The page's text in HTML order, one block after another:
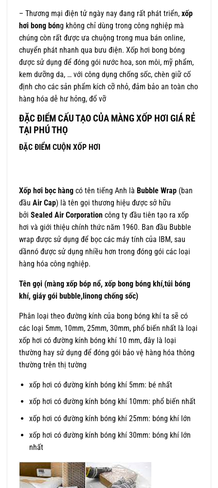
– Thương mại điện tử ngày nay đang rất phát triển, xốp
hơi bong bóng không chỉ dùng trong công nghiệp mà
chúng còn rất được ưa chuộng trong mua bán online,
chuyển phát nhanh qua bưu điện. Xốp hơi bong bóng
được sử dụng để đóng gói nước hoa, son môi, mỹ phẩm,
kem dưỡng da, … với công dụng chống sốc, chèn giữ cố
định cho các sản phẩm kích cỡ nhỏ, đảm bảo an toàn cho
hàng hóa dễ hư hỏng, đổ vỡ
ĐẶC ĐIỂM CẤU TẠO CỦA MÀNG XỐP HƠI GIÁ RẺ
TẠI PHÚ THỌ
ĐẶC ĐIỂM CUỘN XỐP HƠI
Xốp hơi bọc hàng có tên tiếng Anh là Bubble Wrap (ban
đầu Air Cap) là tên gọi thương hiệu được sở hữu
bởi Sealed Air Corporation công ty đầu tiên tạo ra xốp
hơi và giới thiệu chính thức năm 1960. Ban đầu Bubble
wrap được sử dụng để bọc các máy tính của IBM, sau
dầnnó được sử dụng nhiều hơn trong đóng gói các loại
hàng hóa công nghiệp.
Tên gọi (màng xốp bóp nổ, xốp bong bóng khí,túi bóng
khí, giáy gói bubble,linong chống sốc)
Phân loại theo đường kính của bong bóng khí ta sẽ có
các loại 5mm, 10mm, 25mm, 30mm, phổ biến nhất là loại
xốp hơi có đường kính bóng khí 10 mm, đây là loại
thường hay sử dụng để đóng gói bảo vệ hàng hóa thông
thường trên thị tường
xốp hơi có đường kính bóng khí 5mm: bé nhất
xốp hơi có đường kính bóng khí 10mm: phổ biến nhất
xốp hơi có đường kính bóng khí 25mm: bóng khí lớn
xốp hơi có đường kính bóng khí 30mm: bóng khí lớn
nhất